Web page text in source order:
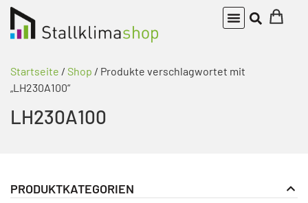
Startseite / Shop / Produkte verschlagwortet mit
„LH230A100“
LH230A100
PRODUKTKATEGORIEN